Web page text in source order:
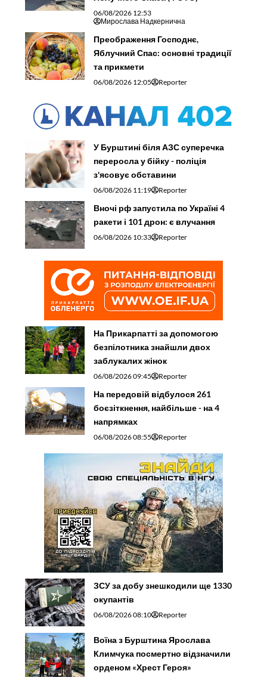
06/08/2026 12:53
Мирослава Надкернична
Преображення Господнє,
Яблучний Спас: основні традиції
та прикмети
06/08/2026 12:05 Reporter
У Бурштині біля АЗС суперечка
переросла у бійку - поліція
з'ясовує обставини
06/08/2026 11:19 Reporter
Вночі рф запустила по Україні 4
ракети і 101 дрон: є влучання
06/08/2026 10:33 Reporter
На Прикарпатті за допомогою
безпілотника знайшли двох
заблукалих жінок
06/08/2026 09:45 Reporter
На передовій відбулося 261
боєзіткнення, найбільше - на 4
напрямках
06/08/2026 08:55 Reporter
ЗСУ за добу знешкодили ще 1330
окупантів
06/08/2026 08:10 Reporter
Воїна з Бурштина Ярослава
Климчука посмертно відзначили
орденом «Хрест Героя»